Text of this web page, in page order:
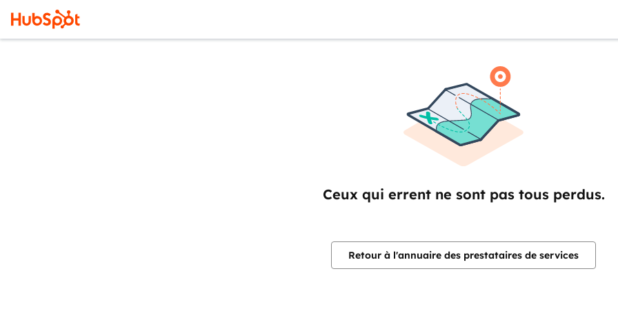
Ceux qui errent ne sont pas tous perdus.
Retour à l'annuaire des prestataires de services